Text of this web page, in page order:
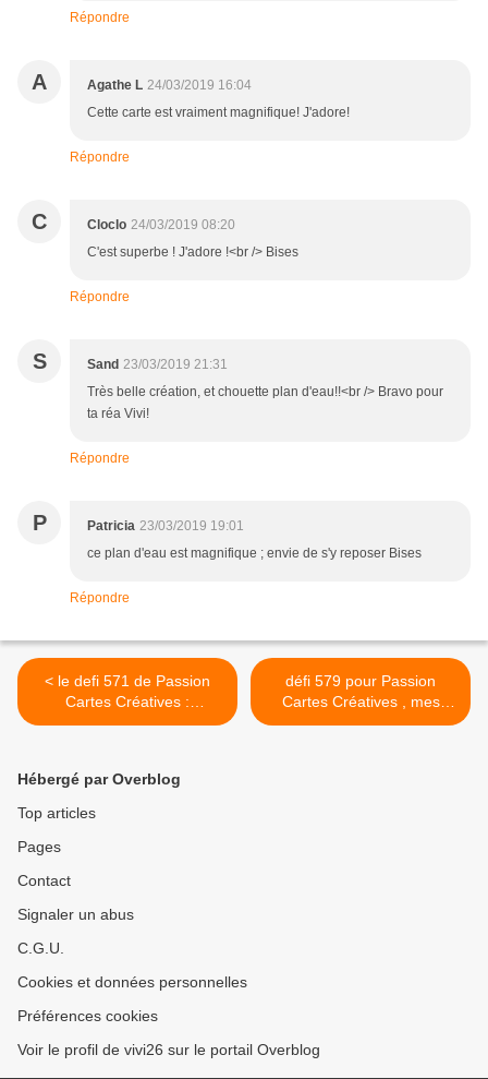
Répondre
A Agathe L 24/03/2019 16:04
Cette carte est vraiment magnifique! J'adore!
Répondre
C Cloclo 24/03/2019 08:20
C'est superbe ! J'adore !<br /> Bises
Répondre
S Sand 23/03/2019 21:31
Très belle création, et chouette plan d'eau!!<br /> Bravo pour
ta réa Vivi!
Répondre
P Patricia 23/03/2019 19:01
ce plan d'eau est magnifique ; envie de s'y reposer Bises
Répondre
< le defi 571 de Passion
Cartes Créatives :
bonhomme de neige
défi 579 pour Passion
Cartes Créatives , mes
réalisations >
Hébergé par Overblog
Top articles
Pages
Contact
Signaler un abus
C.G.U.
Cookies et données personnelles
Préférences cookies
Voir le profil de vivi26 sur le portail Overblog